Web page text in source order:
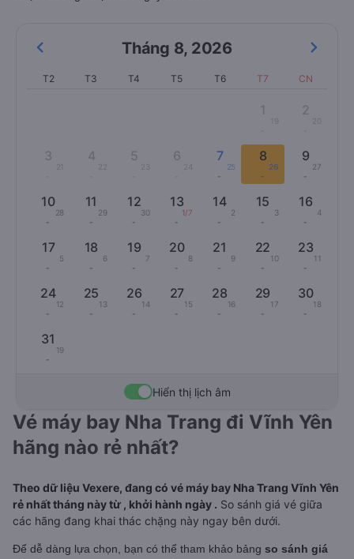
Tháng 8, 2026
T2 T3 T4 T5 T6 T7 CN
1
19
2
3
21
4 5 6
24
7
25
-
8
26
-
9
27
-
10
28
-
11
29
-
12
30
-
13
1/7
-
14
2
-
15
3
-
16
4
-
17
5
-
18
6
-
19
7
-
20
8
-
21
9
-
22
10
-
23
11
-
24
12
-
25
13
-
26
14
-
27
15
-
28
16
-
29
17
-
30
18
-
31
19
-
Hiển thị lịch âm
Vé máy bay Nha Trang đi Vĩnh Yên
hãng nào rẻ nhất?
Theo dữ liệu Vexere, đang có vé máy bay Nha Trang Vĩnh Yên
rẻ nhất tháng này từ , khởi hành ngày . So sánh giá vé giữa
các hãng đang khai thác chặng này ngay bên dưới.
Để dễ dàng lựa chọn, bạn có thể tham khảo bảng so sánh giá